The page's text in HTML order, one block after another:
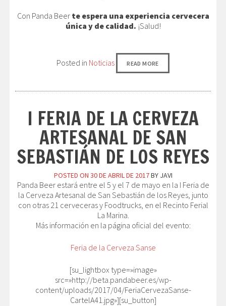
Con Panda Beer te espera una experiencia cervecera
única y de calidad. ¡Salud!
Posted in Noticias READ MORE
I FERIA DE LA CERVEZA
ARTESANAL DE SAN
SEBASTIÁN DE LOS REYES
POSTED ON 30 DE ABRIL DE 2017BY JAVI
Panda Beer estará entre el 5 y el 7 de mayo en la I Feria de
la Cerveza Artesanal de San Sebastián de los Reyes, junto
con otras 21 cerveceras y Foodtrucks, en el Recinto Ferial
La Marina.
Más información en la página oficial del evento:
Feria de la Cerveza Sanse
[su_lightbox type=»image»
src=»http://beta.pandabeer.es/wp-
content/uploads/2017/04/FeriaCervezaSanse-
CartelA41.jpg»][su_button]